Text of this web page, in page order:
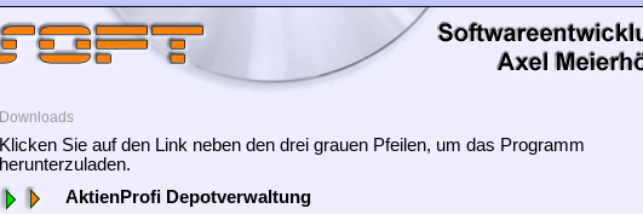
Downloads
Klicken Sie auf den Link neben den drei grauen Pfeilen, um das Programm
herunterzuladen.
AktienProfi Depotverwaltung